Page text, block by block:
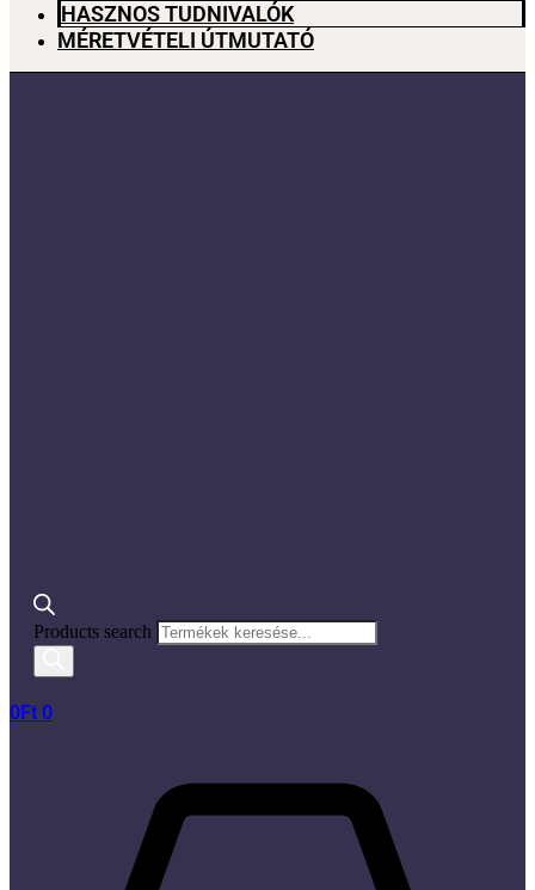
HASZNOS TUDNIVALÓK
MÉRETVÉTELI ÚTMUTATÓ
Products search
0Ft 0